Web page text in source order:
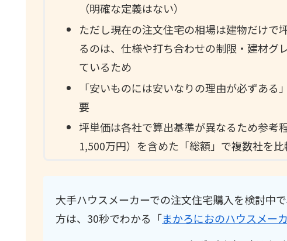
（明確な定義はない）
ただし現在の注文住宅の相場は建物だけで
るのは、仕様や打ち合わせの制限・建材グ
ているため
「安いものには安いなりの理由が必ずあ
要
坪単価は各社で算出基準が異なるため参考
1,500万円）を含めた「総額」で複数社を比
大手ハウスメーカーでの注文住宅購入を検討中
方は、30秒でわかる「まかろにおのハウスメー